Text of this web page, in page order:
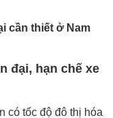
cần thiết ở Nam
đại, hạn chế xe
có tốc độ đô thị hóa